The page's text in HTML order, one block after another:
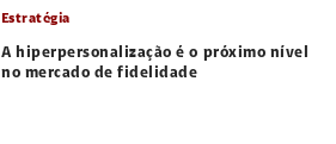
Estratégia
A hiperpersonalização é o próximo nível
no mercado de fidelidade